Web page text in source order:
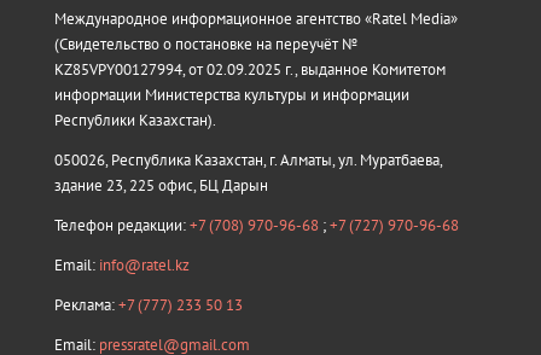
Международное информационное агентство «Ratel Media»
(Свидетельство о постановке на переучёт №
KZ85VPY00127994, от 02.09.2025 г., выданное Комитетом
информации Министерства культуры и информации
Республики Казахстан).
050026, Республика Казахстан, г. Алматы, ул. Муратбаева,
здание 23, 225 офис, БЦ Дарын
Телефон редакции:+7 (708) 970-96-68 ;+7 (727) 970-96-68
Email: info@ratel.kz
Реклама:+7 (777) 233 50 13
Email: pressratel@gmail.com